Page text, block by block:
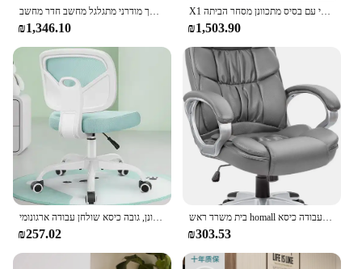
כיסא משרד המבטא ארגונומי שולחן רשת זול רשת מחשב כיסא מנומר תומך מודרני מתגלגל מחשב חדר מחשב
₪1,346.10
X1 מכסא רגל במשרד ללא משענות כיסא רחב עם בסיס כפול תכליתי עם בסיס מתכוונן מסחר הביתה
₪1,503.90
משרד עריכת כיסא ללא זרוע, גבוה משרד גבוה כיסא מתכוונן, גובה כיסא שולחן עבודה ארגונומי
₪257.02
בית משרד ראש homall גב גבוה כיסא שולחן עבודה כיסא, pu עור מתכוונן מודרני ביצוע כיסא משימה
₪303.53